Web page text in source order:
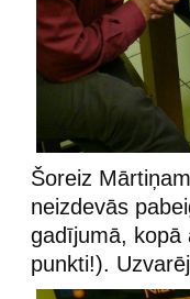
Šoreiz
neizdevās
gadījumā, kopā
punkti!).